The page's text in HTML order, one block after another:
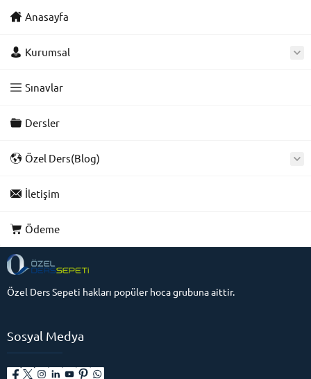
Anasayfa
Kurumsal
Sınavlar
Dersler
Özel Ders(Blog)
İletişim
Ödeme
Özel Ders Sepeti hakları popüler hoca grubuna aittir.
Sosyal Medya